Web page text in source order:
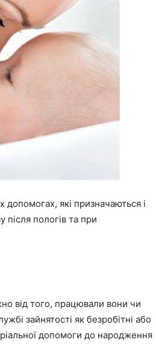
які призначаються і
після пологів та при
від того, працювали вони чи
зайнятості як безробітні або
допомоги до народження